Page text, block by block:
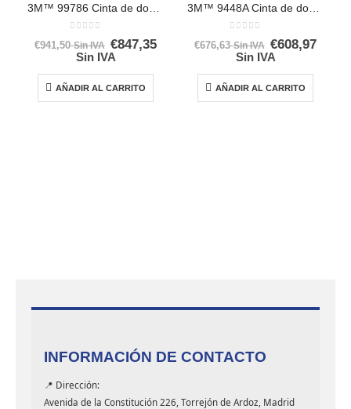
out of 5
El
precio
era:
€941,50.
€941,50El
precio
actual
es:
€941,50.
Sin IVA €847,35
Sin IVA
AÑADIR AL CARRITO
out of 5
El
precio
era:
€676,63.
€676,63El
precio
actual
es:
€676,63.
Sin IVA €608,97
Sin IVA
AÑADIR AL CARRITO
INFORMACIÓN DE CONTACTO
📍 Dirección:
Avenida de la Constitución 226, Torrejón de Ardoz, Madrid